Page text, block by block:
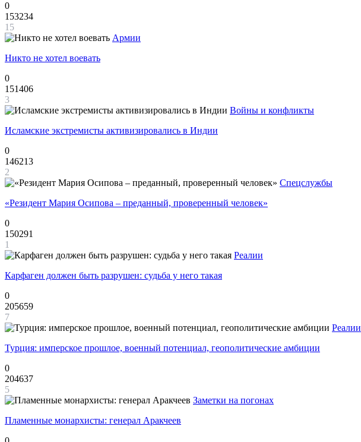
0
153234
15
Армии
Никто не хотел воевать
0
151406
3
Войны и конфликты
Исламские экстремисты активизировались в Индии
0
146213
2
Спецслужбы
«Резидент Мария Осипова – преданный, проверенный человек»
0
150291
1
Реалии
Карфаген должен быть разрушен: судьба у него такая
0
205659
7
Реалии
Турция: имперское прошлое, военный потенциал, геополитические амбиции
0
204637
5
Заметки на погонах
Пламенные монархисты: генерал Аракчеев